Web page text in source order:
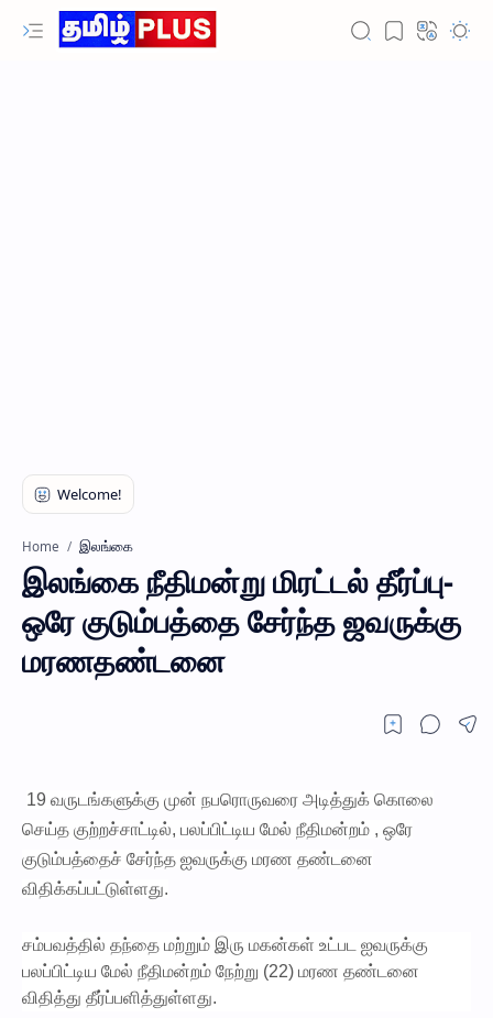
Home இலங்கை
இலங்கை நீதிமன்று மிரட்டல் தீர்ப்பு-
ஒரே குடும்பத்தை சேர்ந்த ஜவருக்கு
மரணதண்டனை
19 வருடங்களுக்கு முன் நபரொருவரை அடித்துக் கொலை
செய்த குற்றச்சாட்டில், பலப்பிட்டிய மேல் நீதிமன்றம் , ஒரே
குடும்பத்தைச் சேர்ந்த ஐவருக்கு மரண தண்டனை
விதிக்கப்பட்டுள்ளது.
சம்பவத்தில் தந்தை மற்றும் இரு மகன்கள் உட்பட ஐவருக்கு
பலப்பிட்டிய மேல் நீதிமன்றம் நேற்று (22) மரண தண்டனை
விதித்து தீர்ப்பளித்துள்ளது.